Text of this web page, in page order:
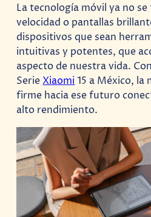
La tecnología móvil ya no
velocidad o pantallas
dispositivos que sean
intuitivas y potentes, que
aspecto de nuestra vida.
SerieXiaomi 15 a México, la
firme hacia ese futuro
alto rendimiento.